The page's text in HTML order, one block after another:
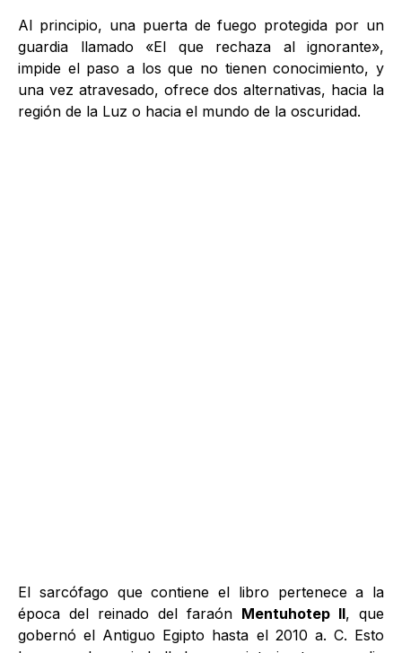
Al principio, una puerta de fuego protegida por un
guardia llamado «El que rechaza al ignorante»,
impide el paso a los que no tienen conocimiento, y
una vez atravesado, ofrece dos alternativas, hacia la
región de la Luz o hacia el mundo de la oscuridad.
El sarcófago que contiene el libro pertenece a la
época del reinado del faraón Mentuhotep II, que
gobernó el Antiguo Egipto hasta el 2010 a. C. Esto